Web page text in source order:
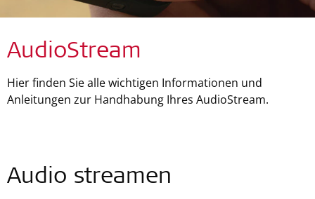
AudioStream
Hier finden Sie alle wichtigen Informationen und
Anleitungen zur Handhabung Ihres AudioStream.
Audio streamen